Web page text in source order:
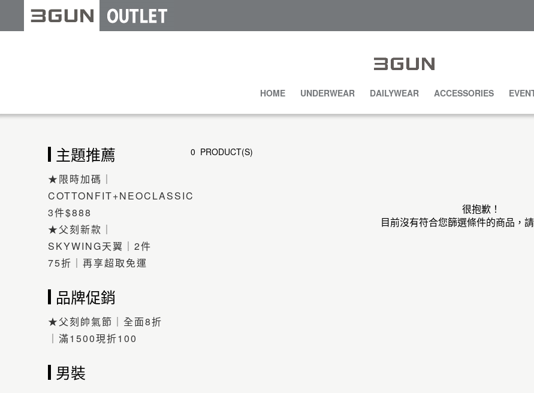
HOME UNDERWEAR DAILYWEAR ACCESSORIES
主題推薦
★限時加碼｜
COTTONFIT+NEOCLASSIC
3件$888
★父刻新款｜
SKYWING天翼｜2件
75折｜再享超取免運
品牌促銷
★父刻帥氣節｜全面8折
｜滿1500現折100
男裝
0 PRODUCT(S)
很抱歉！
目前沒有符合您篩選條件的商品，